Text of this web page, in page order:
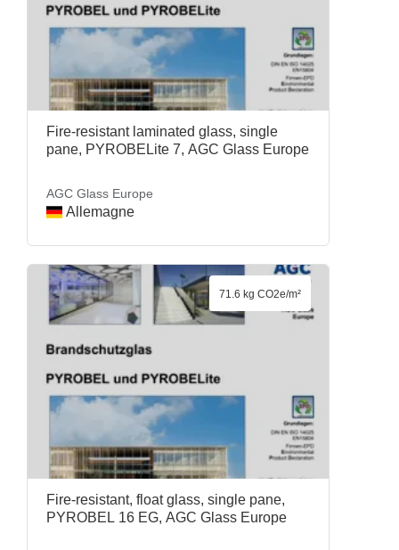
Fire-resistant laminated glass, single
pane, PYROBELite 7, AGC Glass Europe
AGC Glass Europe
Allemagne
Fire-resistant, float glass, single pane,
PYROBEL 16 EG, AGC Glass Europe
71.6 kg CO2e/m²